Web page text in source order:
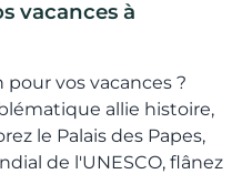
vacances à
vos vacances ?
allie histoire,
le Palais des Papes,
de l'UNESCO, flânez